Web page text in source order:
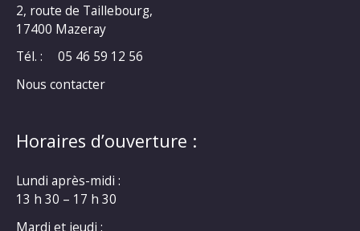
2, route de Taillebourg,
17400 Mazeray
Tél. :
05 46 59 12 56
Nous contacter
Horaires d’ouverture :
Lundi après-midi :
13 h 30 – 17 h 30
Mardi et jeudi :